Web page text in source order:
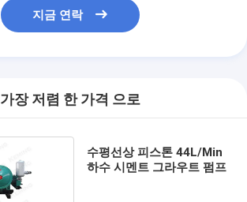
지금 연락
가장 저렴 한 가격 으로
수평선상 피스톤 44L/Min
하수 시멘트 그라우트 펌프